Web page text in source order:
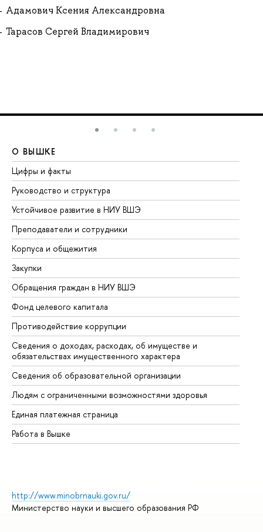
Адамович Ксения Александровна
Тарасов Сергей Владимирович
О ВЫШКЕ
Цифры и факты
Руководство и структура
Устойчивое развитие в НИУ ВШЭ
Преподаватели и сотрудники
Корпуса и общежития
Закупки
Обращения граждан в НИУ ВШЭ
Фонд целевого капитала
Противодействие коррупции
Сведения о доходах, расходах, об имуществе и
обязательствах имущественного характера
Сведения об образовательной организации
Людям с ограниченными возможностями здоровья
Единая платежная страница
Работа в Вышке
http://www.minobrnauki.gov.ru/
Министерство науки и высшего образования РФ